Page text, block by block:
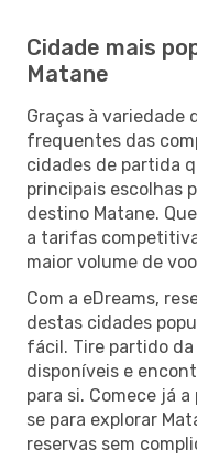
Cidade mais
Matane
Graças à variedade
frequentes das
cidades de partida
principais escolhas
destino Matane.
a tarifas
maior volume de
Com a eDreams,
destas cidades
fácil. Tire partido
disponíveis e
para si. Comece já
se para explorar
reservas sem